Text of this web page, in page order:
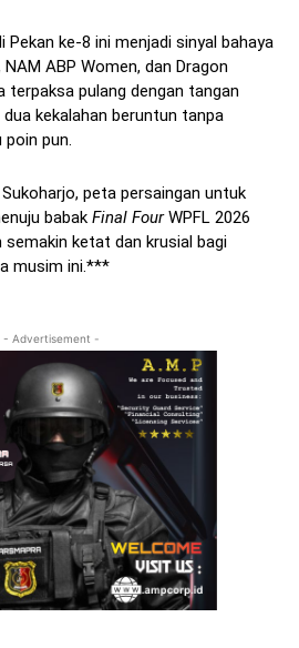
Pekan ke-8 ini menjadi sinyal bahaya
ABP Women, dan Dragon
terpaksa pulang dengan tangan
kekalahan beruntun tanpa
pun.
peta persaingan untuk
babak Final FourWPFL 2026
semakin ketat dan krusial bagi
musim ini.***
- Advertisement -